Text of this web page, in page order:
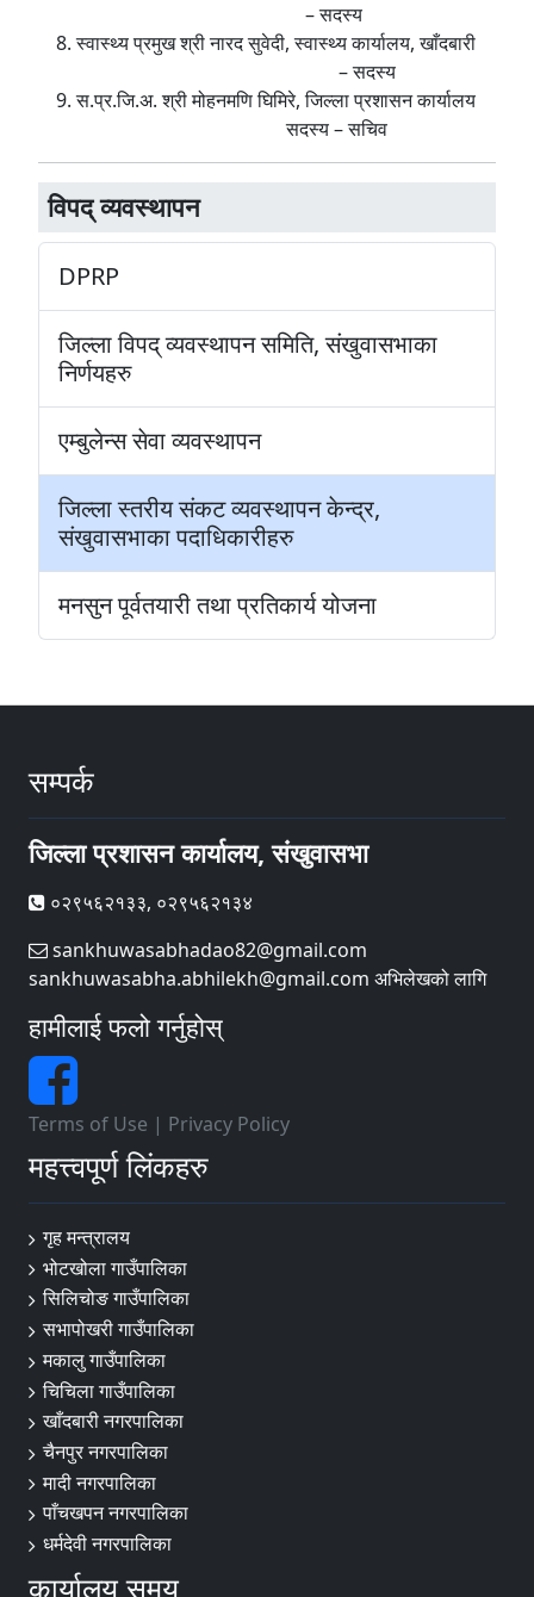
विपद् व्यवस्थापन
DPRP
जिल्ला विपद् व्यवस्थापन समिति, संखुवासभाका
निर्णयहरु
एम्बुलेन्स सेवा व्यवस्थापन
जिल्ला स्तरीय संकट व्यवस्थापन केन्द्र,
संखुवासभाका पदाधिकारीहरु
मनसुन पूर्वतयारी तथा प्रतिकार्य योजना
– सदस्य
स्वास्थ्य प्रमुख श्री नारद सुवेदी, स्वास्थ्य कार्यालय, खाँदबारी
– सदस्य
स.प्र.जि.अ. श्री मोहनमणि घिमिरे, जिल्ला प्रशासन कार्यालय
सदस्य – सचिव
सम्पर्क
जिल्ला प्रशासन कार्यालय, संखुवासभा
०२९५६२१३३, ०२९५६२१३४
sankhuwasabhadao82@gmail.com
sankhuwasabha.abhilekh@gmail.com अभिलेखको लागि
हामीलाई फलो गर्नुहोस्
Terms of Use | Privacy Policy
महत्त्वपूर्ण लिंकहरु
गृह मन्त्रालय
भोटखोला गाउँपालिका
सिलिचोङ गाउँपालिका
सभापोखरी गाउँपालिका
मकालु गाउँपालिका
चिचिला गाउँपालिका
खाँदबारी नगरपालिका
चैनपुर नगरपालिका
मादी नगरपालिका
पाँचखपन नगरपालिका
धर्मदेवी नगरपालिका
कार्यालय समय